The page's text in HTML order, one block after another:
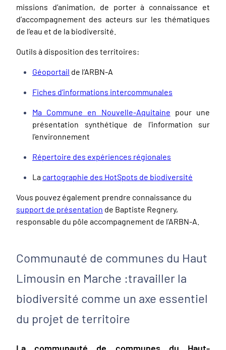
missions d’animation, de porter à connaissance et
d’accompagnement des acteurs sur les thématiques
de l’eau et de la biodiversité.
Outils à disposition des territoires:
Géoportail de l’ARBN-A
Fiches d’informations intercommunales
Ma Commune en Nouvelle-Aquitaine pour une
présentation synthétique de l'information sur
l'environnement
Répertoire des expériences régionales
La cartographie des HotSpots de biodiversité
Vous pouvez également prendre connaissance du
support de présentation de Baptiste Regnery,
responsable du pôle accompagnement de l’ARBN-A.
Communauté de communes du Haut
Limousin en Marche :travailler la
biodiversité comme un axe essentiel
du projet de territoire